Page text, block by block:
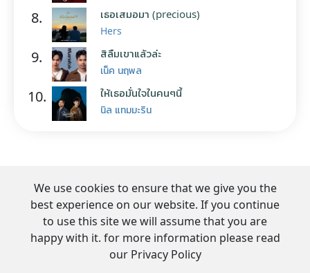
8. เธอเสมอมา (precious)
Hers
9. สิลืมเขาแล้วล่ะ
เน็ค นฤพล
10. ให้เธอมั่นใจในคนๆนี้
นิล แทมมะริน
We use cookies to ensure that we give you the
best experience on our website. If you continue
to use this site we will assume that you are
happy with it. for more information please read
our Privacy Policy